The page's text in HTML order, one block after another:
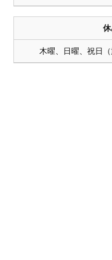
木曜、日曜、祝日